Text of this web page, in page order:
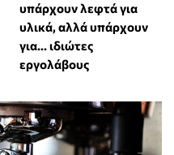
υπάρχουν λεφτά για
υλικά, αλλά υπάρχουν
για... ιδιώτες
εργολάβους